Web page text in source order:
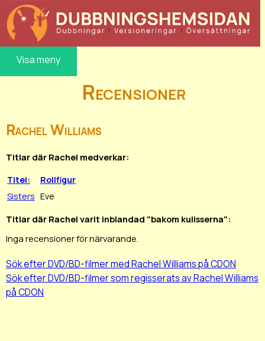
Visa meny
Recensioner
Rachel Williams
Titlar där Rachel medverkar:
Titel:
Rollfigur
Sisters Eve
Titlar där Rachel varit inblandad "bakom kulisserna":
Inga recensioner för närvarande.
Sök efter DVD/BD-filmer med Rachel Williams på CDON
Sök efter DVD/BD-filmer som regisserats av Rachel Williams
på CDON